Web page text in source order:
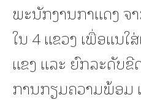
ພະນັກງານກາແດງ ຈ
ໃນ 4 ແຂວງ ເພື່ອແນໃ
ແຂງ ແລະ ຍົກລະດັບຂີ
ການກຽມຄວາມພ້ອມ